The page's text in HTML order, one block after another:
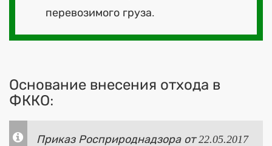
перевозимого груза.
Основание внесения отхода в
ФККО:
Приказ Росприроднадзора от 22.05.2017